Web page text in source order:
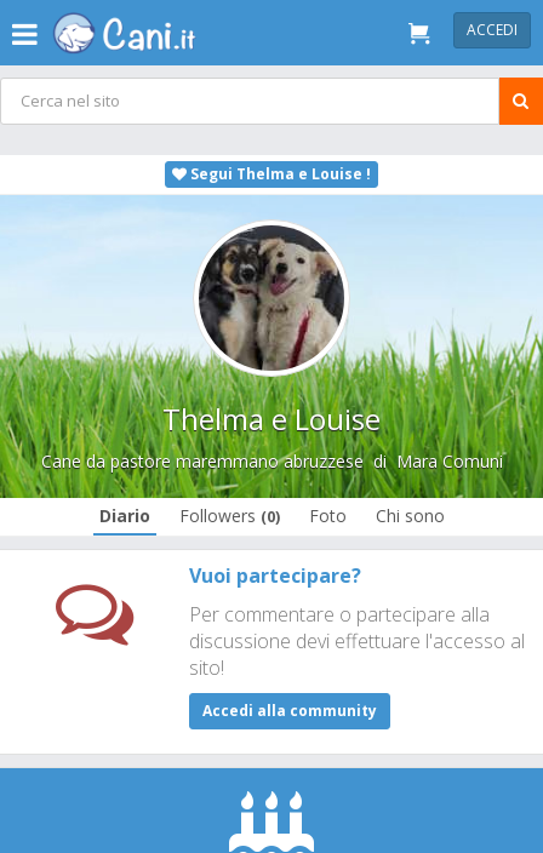
ACCEDI
Segui Thelma e Louise !
Thelma e Louise
Cane da pastore maremmano abruzzesediMara Comuni
Diario Followers (0) Foto Chi sono
Vuoi partecipare?
Per commentare o partecipare alla
discussione devi effettuare l'accesso al
sito!
Accedi alla community